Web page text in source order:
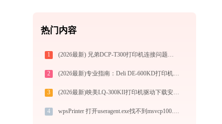
热门内容
1 (2026最新) 兄弟DCP-T300打印机连接问题如何解决？ -金山毒霸
2 (2026最新)专业指南：Deli DE-600KD打印机驱动的下载与安装步骤详解
3 (2026最新)映美LQ-300KII打印机驱动下载安装全程指导，轻松解决打印问题
4 wpsPrinter 打开useragent.exe找不到msvcp100.dll怎么办